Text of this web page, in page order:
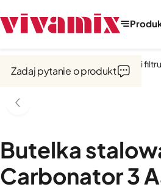
Saturatory, dzbanki
Butelka
Carbonator 3
Zadaj pytanie o produkt